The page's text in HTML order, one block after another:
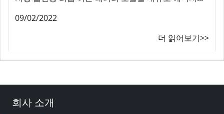
09/02/2022
더 읽어보기>>
회사 소개